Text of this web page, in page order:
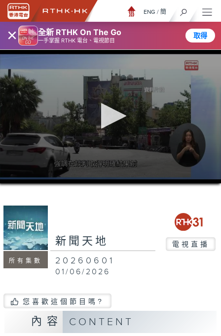
× 全新 RTHK On The Go
一手掌握 RTHK 電台、電視節目
取得
ENG / 簡
0
seconds
minutes,
seconds
所有集數
新聞天地 電視直播
20260601
01/06/2026
您喜歡這個節目嗎?
內容 CONTENT